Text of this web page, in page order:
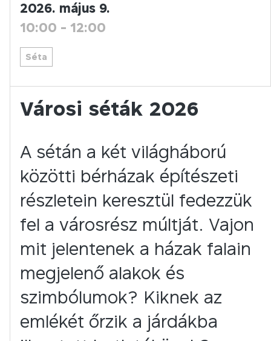
2026. május 9.
10:00 - 12:00
Séta
Városi séták 2026
A sétán a két világháború
közötti bérházak építészeti
részletein keresztül fedezzük
fel a városrész múltját. Vajon
mit jelentenek a házak falain
megjelenő alakok és
szimbólumok? Kiknek az
emlékét őrzik a járdákba